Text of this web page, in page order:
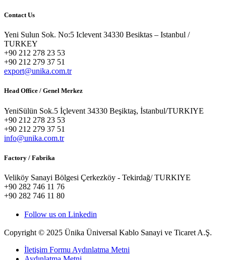
Contact Us
Yeni Sulun Sok. No:5 Iclevent 34330 Besiktas – Istanbul /
TURKEY
+90 212 278 23 53
+90 212 279 37 51
export@unika.com.tr
Head Office / Genel Merkez
YeniSülün Sok.5 İçlevent 34330 Beşiktaş, İstanbul/TURKIYE
+90 212 278 23 53
+90 212 279 37 51
info@unika.com.tr
Factory / Fabrika
Veliköy Sanayi Bölgesi Çerkezköy - Tekirdağ/ TURKIYE
+90 282 746 11 76
+90 282 746 11 80
Follow us on Linkedin
Copyright © 2025 Ünika Üniversal Kablo Sanayi ve Ticaret A.Ş.
İletişim Formu Aydınlatma Metni